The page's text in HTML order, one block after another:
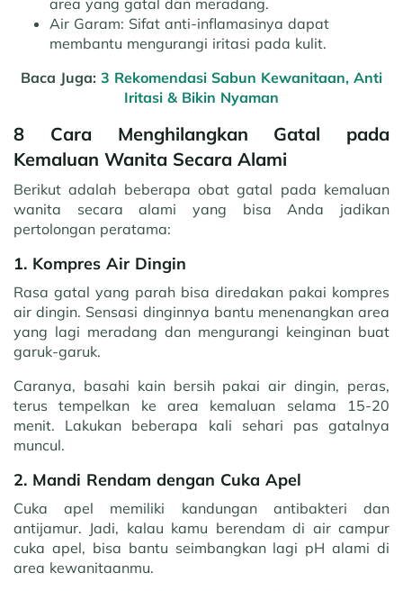
Air Garam: Sifat anti-inflamasinya dapat
membantu mengurangi iritasi pada kulit.
Baca Juga: 3 Rekomendasi Sabun Kewanitaan, Anti
Iritasi & Bikin Nyaman
8 Cara Menghilangkan Gatal pada
Kemaluan Wanita Secara Alami
Berikut adalah beberapa obat gatal pada kemaluan
wanita secara alami yang bisa Anda jadikan
pertolongan peratama:
1. Kompres Air Dingin
Rasa gatal yang parah bisa diredakan pakai kompres
air dingin. Sensasi dinginnya bantu menenangkan area
yang lagi meradang dan mengurangi keinginan buat
garuk-garuk.
Caranya, basahi kain bersih pakai air dingin, peras,
terus tempelkan ke area kemaluan selama 15-20
menit. Lakukan beberapa kali sehari pas gatalnya
muncul.
2. Mandi Rendam dengan Cuka Apel
Cuka apel memiliki kandungan antibakteri dan
antijamur. Jadi, kalau kamu berendam di air campur
cuka apel, bisa bantu seimbangkan lagi pH alami di
area kewanitaanmu.